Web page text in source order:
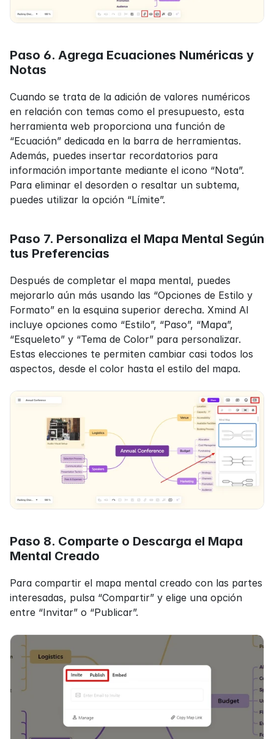
Paso 6. Agrega Ecuaciones Numéricas y
Notas
Cuando se trata de la adición de valores numéricos
en relación con temas como el presupuesto, esta
herramienta web proporciona una función de
“Ecuación” dedicada en la barra de herramientas.
Además, puedes insertar recordatorios para
información importante mediante el icono “Nota”.
Para eliminar el desorden o resaltar un subtema,
puedes utilizar la opción “Límite”.
Paso 7. Personaliza el Mapa Mental Según
tus Preferencias
Después de completar el mapa mental, puedes
mejorarlo aún más usando las “Opciones de Estilo y
Formato” en la esquina superior derecha. Xmind AI
incluye opciones como “Estilo”, “Paso”, “Mapa”,
“Esqueleto” y “Tema de Color” para personalizar.
Estas elecciones te permiten cambiar casi todos los
aspectos, desde el color hasta el estilo del mapa.
Paso 8. Comparte o Descarga el Mapa
Mental Creado
Para compartir el mapa mental creado con las partes
interesadas, pulsa “Compartir” y elige una opción
entre “Invitar” o “Publicar”.